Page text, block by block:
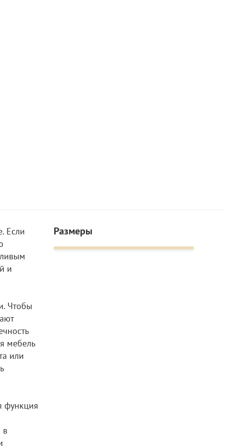
Если
и
Чтобы
мебель
или
функция
в
Размеры